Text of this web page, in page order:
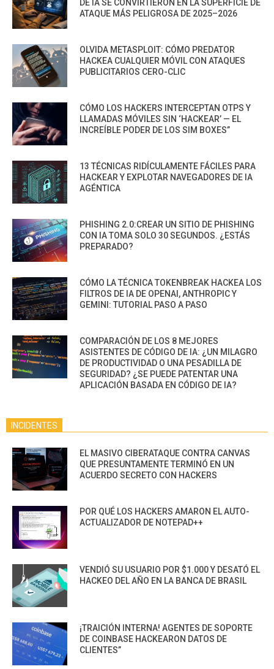
DE IA SE CONVIRTIERON EN LA SUPERFICIE DE
ATAQUE MÁS PELIGROSA DE 2025–2026
OLVIDA METASPLOIT: CÓMO PREDATOR
HACKEA CUALQUIER MÓVIL CON ATAQUES
PUBLICITARIOS CERO-CLIC
CÓMO LOS HACKERS INTERCEPTAN OTPS Y
LLAMADAS MÓVILES SIN ‘HACKEAR’ — EL
INCREÍBLE PODER DE LOS SIM BOXES”
13 TÉCNICAS RIDÍCULAMENTE FÁCILES PARA
HACKEAR Y EXPLOTAR NAVEGADORES DE IA
AGÉNTICA
PHISHING 2.0:CREAR UN SITIO DE PHISHING
CON IA TOMA SOLO 30 SEGUNDOS. ¿ESTÁS
PREPARADO?
CÓMO LA TÉCNICA TOKENBREAK HACKEA LOS
FILTROS DE IA DE OPENAI, ANTHROPIC Y
GEMINI: TUTORIAL PASO A PASO
COMPARACIÓN DE LOS 8 MEJORES
ASISTENTES DE CÓDIGO DE IA: ¿UN MILAGRO
DE PRODUCTIVIDAD O UNA PESADILLA DE
SEGURIDAD? ¿SE PUEDE PATENTAR UNA
APLICACIÓN BASADA EN CÓDIGO DE IA?
INCIDENTES
EL MASIVO CIBERATAQUE CONTRA CANVAS
QUE PRESUNTAMENTE TERMINÓ EN UN
ACUERDO SECRETO CON HACKERS
POR QUÉ LOS HACKERS AMARON EL AUTO-
ACTUALIZADOR DE NOTEPAD++
VENDIÓ SU USUARIO POR $1.000 Y DESATÓ EL
HACKEO DEL AÑO EN LA BANCA DE BRASIL
¡TRAICIÓN INTERNA! AGENTES DE SOPORTE
DE COINBASE HACKEARON DATOS DE
CLIENTES”